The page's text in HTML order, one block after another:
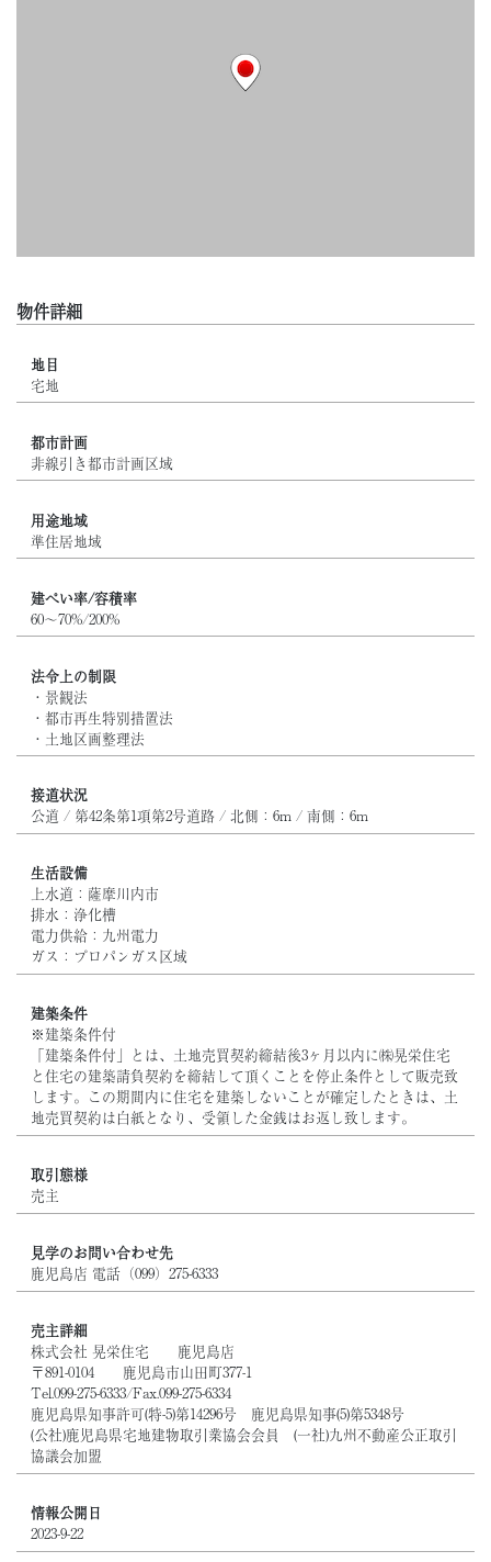
物件詳細
地目
宅地
都市計画
非線引き都市計画区域
用途地域
準住居地域
建ぺい率/容積率
60～70%/200%
法令上の制限
・景観法
・都市再生特別措置法
・土地区画整理法
接道状況
公道 / 第42条第1項第2号道路 / 北側：6m / 南側：6m
生活設備
上水道：薩摩川内市
排水：浄化槽
電力供給：九州電力
ガス：プロパンガス区域
建築条件
※建築条件付
「建築条件付」とは、土地売買契約締結後3ヶ月以内に㈱晃栄住宅
と住宅の建築請負契約を締結して頂くことを停止条件として販売致
します。この期間内に住宅を建築しないことが確定したときは、土
地売買契約は白紙となり、受領した金銭はお返し致します。
取引態様
売主
見学のお問い合わせ先
鹿児島店 電話（099）275-6333
売主詳細
株式会社 晃栄住宅 鹿児島店
〒891-0104 鹿児島市山田町377-1
Tel.099-275-6333/Fax.099-275-6334
鹿児島県知事許可(特-5)第14296号 鹿児島県知事(5)第5348号
(公社)鹿児島県宅地建物取引業協会会員 (一社)九州不動産公正取引
協議会加盟
情報公開日
2023-9-22